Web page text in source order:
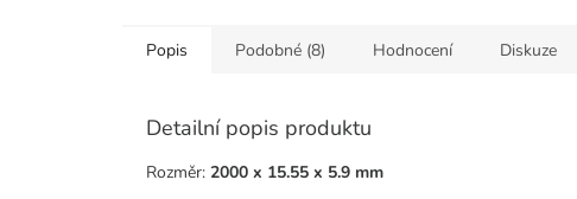
Popis Podobné (8) Hodnocení Diskuze
Detailní popis produktu
Rozměr: 2000 x 15.55 x 5.9 mm